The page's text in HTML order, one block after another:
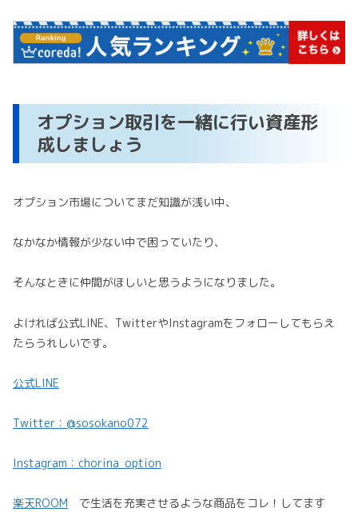
オプション取引を一緒に行い資産形
成しましょう
オプション市場についてまだ知識が浅い中、
なかなか情報が少ない中で困っていたり、
そんなときに仲間がほしいと思うようになりました。
よければ公式LINE、TwitterやInstagramをフォローしてもらえ
たらうれしいです。
公式LINE
Twitter：@sosokano072
Instagram：chorina_option
楽天ROOM で生活を充実させるような商品をコレ！してます